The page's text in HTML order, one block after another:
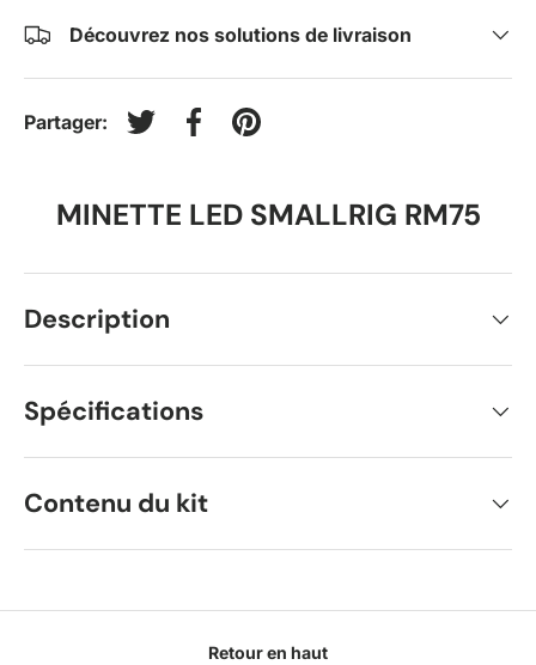
Découvrez nos solutions de livraison
Partager:
Tweeter sur Twitter
Partager sur Facebook
Épingler sur Pinterest
MINETTE LED SMALLRIG RM75
Description
Spécifications
Contenu du kit
Retour en haut